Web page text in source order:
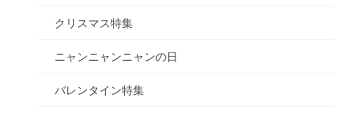
クリスマス特集
ニャンニャンニャンの日
バレンタイン特集